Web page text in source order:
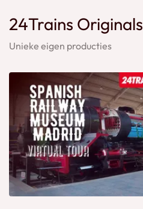
24Trains Originals
Unieke eigen producties